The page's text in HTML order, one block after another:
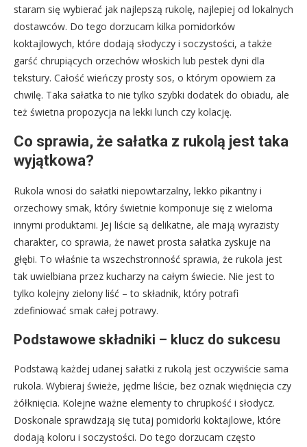
staram się wybierać jak najlepszą rukolę, najlepiej od lokalnych
dostawców. Do tego dorzucam kilka pomidorków
koktajlowych, które dodają słodyczy i soczystości, a także
garść chrupiących orzechów włoskich lub pestek dyni dla
tekstury. Całość wieńczy prosty sos, o którym opowiem za
chwilę. Taka sałatka to nie tylko szybki dodatek do obiadu, ale
też świetna propozycja na lekki lunch czy kolację.
Co sprawia, że sałatka z rukolą jest taka
wyjątkowa?
Rukola wnosi do sałatki niepowtarzalny, lekko pikantny i
orzechowy smak, który świetnie komponuje się z wieloma
innymi produktami. Jej liście są delikatne, ale mają wyrazisty
charakter, co sprawia, że nawet prosta sałatka zyskuje na
głębi. To właśnie ta wszechstronność sprawia, że rukola jest
tak uwielbiana przez kucharzy na całym świecie. Nie jest to
tylko kolejny zielony liść – to składnik, który potrafi
zdefiniować smak całej potrawy.
Podstawowe składniki – klucz do sukcesu
Podstawą każdej udanej sałatki z rukolą jest oczywiście sama
rukola. Wybieraj świeże, jędrne liście, bez oznak więdnięcia czy
żółknięcia. Kolejne ważne elementy to chrupkość i słodycz.
Doskonale sprawdzają się tutaj pomidorki koktajlowe, które
dodają koloru i soczystości. Do tego dorzucam często